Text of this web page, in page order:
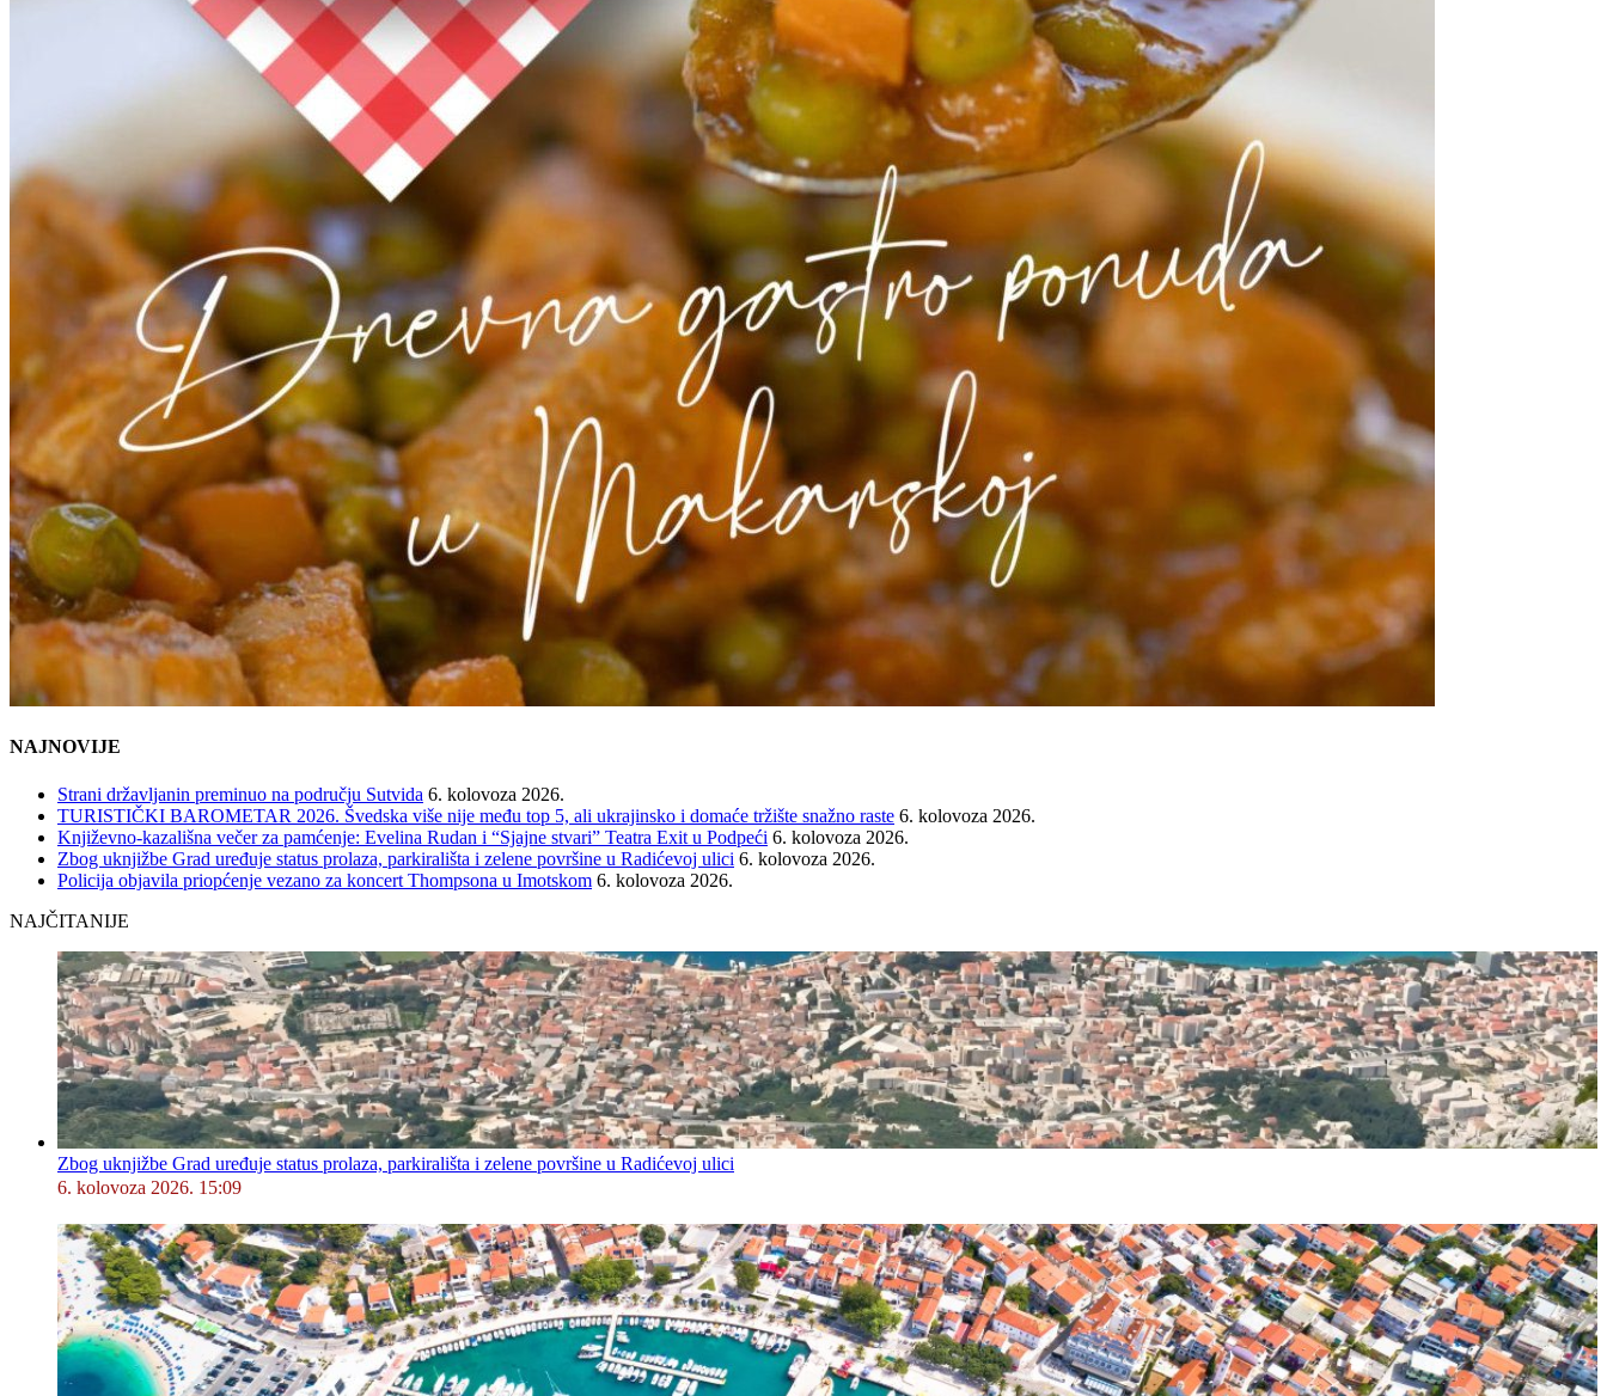
NAJNOVIJE
Strani državljanin preminuo na području Sutvida 6. kolovoza 2026.
TURISTIČKI BAROMETAR 2026. Švedska više nije među top 5, ali ukrajinsko i domaće tržište snažno raste 6. kolovoza 2026.
Književno-kazališna večer za pamćenje: Evelina Rudan i “Sjajne stvari” Teatra Exit u Podpeći 6. kolovoza 2026.
Zbog uknjižbe Grad uređuje status prolaza, parkirališta i zelene površine u Radićevoj ulici 6. kolovoza 2026.
Policija objavila priopćenje vezano za koncert Thompsona u Imotskom 6. kolovoza 2026.
NAJČITANIJE
Zbog uknjižbe Grad uređuje status prolaza, parkirališta i zelene površine u Radićevoj ulici
6. kolovoza 2026. 15:09